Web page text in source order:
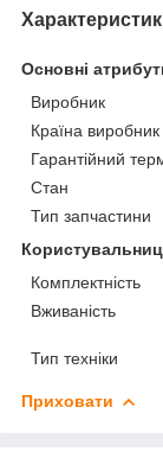
Основні
Виробник
Країна виробник
Гарантійний
Стан
Тип запчастини
Комплектність
Вживаність
Тип техніки
Приховати